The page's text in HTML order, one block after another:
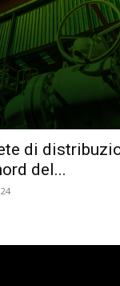
di
del...